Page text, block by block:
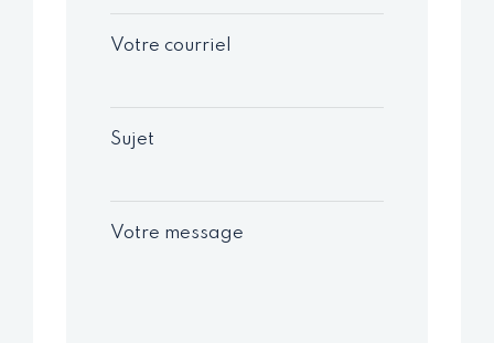
Votre courriel
Sujet
Votre message